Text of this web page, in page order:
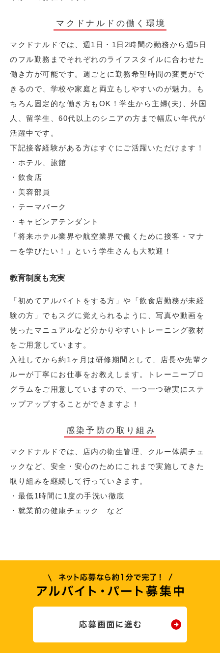
マクドナルドの働く環境
マクドナルドでは、週1日・1日2時間の勤務から週5日
のフル勤務までそれぞれのライフスタイルに合わせた
働き方が可能です。週ごとに勤務希望時間の変更がで
きるので、学校や家庭と両立もしやすいのが魅力。も
ちろん固定的な働き方もOK！学生から主婦(夫)、外国
人、留学生、60代以上のシニアの方まで幅広い年代が
活躍中です。
下記接客経験がある方はすぐにご活躍いただけます！
・ホテル、旅館
・飲食店
・美容部員
・テーマパーク
・キャビンアテンダント
「将来ホテル業界や航空業界で働くために接客・マナ
ーを学びたい！」という学生さんも大歓迎！
教育制度も充実
「初めてアルバイトをする方」や「飲食店勤務が未経
験の方」でもスグに覚えられるように、写真や動画を
使ったマニュアルなど分かりやすいトレーニング教材
をご用意しています。
入社してから約1ヶ月は研修期間として、店長や先輩ク
ルーが丁寧にお仕事をお教えします。トレーニープロ
グラムをご用意していますので、一つ一つ確実にステ
ップアップすることができますよ！
感染予防の取り組み
マクドナルドでは、店内の衛生管理、クルー体調チェ
ックなど、安全・安心のためにこれまで実施してきた
取り組みを継続して行っていきます。
・最低1時間に1度の手洗い徹底
・就業前の健康チェック など